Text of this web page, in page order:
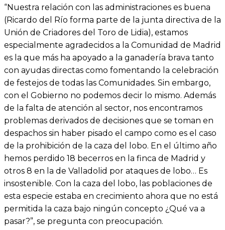
“Nuestra relación con las administraciones es buena
(Ricardo del Río forma parte de la junta directiva de la
Unión de Criadores del Toro de Lidia), estamos
especialmente agradecidos a la Comunidad de Madrid
es la que más ha apoyado a la ganadería brava tanto
con ayudas directas como fomentando la celebración
de festejos de todas las Comunidades. Sin embargo,
con el Gobierno no podemos decir lo mismo. Además
de la falta de atención al sector, nos encontramos
problemas derivados de decisiones que se toman en
despachos sin haber pisado el campo como es el caso
de la prohibición de la caza del lobo. En el último año
hemos perdido 18 becerros en la finca de Madrid y
otros 8 en la de Valladolid por ataques de lobo… Es
insostenible. Con la caza del lobo, las poblaciones de
esta especie estaba en crecimiento ahora que no está
permitida la caza bajo ningún concepto ¿Qué va a
pasar?”, se pregunta con preocupación.